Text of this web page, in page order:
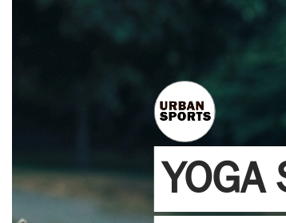
YOGA